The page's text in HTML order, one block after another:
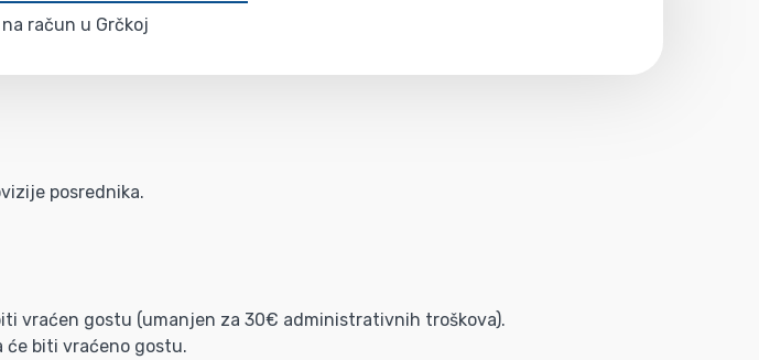
račun u Grčkoj
posrednika.
vraćen gostu (umanjen za 30€ administrativnih troškova).
će biti vraćeno gostu.